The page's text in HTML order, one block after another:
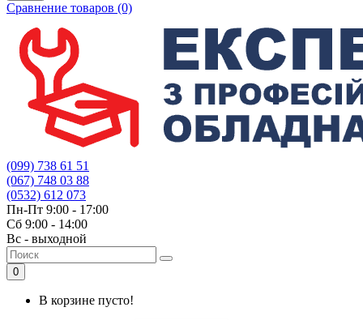
Сравнение товаров (0)
(099) 738 61 51
(067) 748 03 88
(0532) 612 073
Пн-Пт 9:00 - 17:00
Сб 9:00 - 14:00
Вс - выходной
0
В корзине пусто!